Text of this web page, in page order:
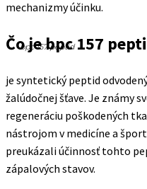
bpc 157 peptid
mechanizmy účinku.
Čo je bpc 157
je syntetický peptid
žalúdočnej šťave. Je známy
regeneráciu poškodených
nástrojom v medicíne a
preukázali účinnosť tohto
zápalových stavov.